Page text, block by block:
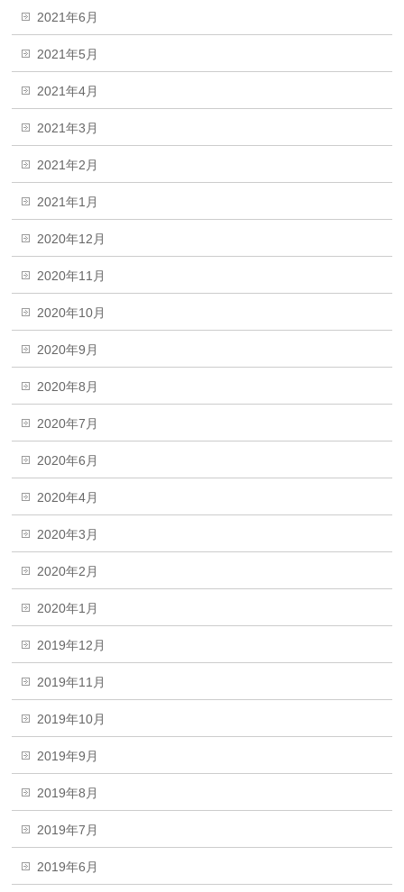
2021年6月
2021年5月
2021年4月
2021年3月
2021年2月
2021年1月
2020年12月
2020年11月
2020年10月
2020年9月
2020年8月
2020年7月
2020年6月
2020年4月
2020年3月
2020年2月
2020年1月
2019年12月
2019年11月
2019年10月
2019年9月
2019年8月
2019年7月
2019年6月